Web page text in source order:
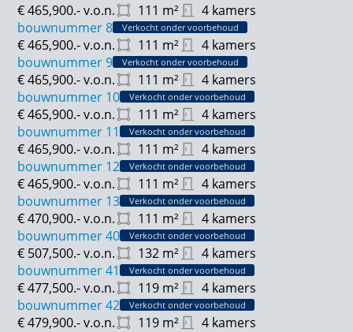
111 m² 4 kamers
€ 465,900.-v.o.n.
bouwnummer 8
Verkocht onder voorbehoud
111 m² 4 kamers
€ 465,900.-v.o.n.
bouwnummer 9
Verkocht onder voorbehoud
111 m² 4 kamers
€ 465,900.-v.o.n.
bouwnummer 10
Verkocht onder voorbehoud
111 m² 4 kamers
€ 465,900.-v.o.n.
bouwnummer 11
Verkocht onder voorbehoud
111 m² 4 kamers
€ 465,900.-v.o.n.
bouwnummer 12
Verkocht onder voorbehoud
111 m² 4 kamers
€ 465,900.-v.o.n.
bouwnummer 13
Verkocht onder voorbehoud
111 m² 4 kamers
€ 470,900.-v.o.n.
bouwnummer 40
Verkocht onder voorbehoud
132 m² 4 kamers
€ 507,500.-v.o.n.
bouwnummer 41
Verkocht onder voorbehoud
119 m² 4 kamers
€ 477,500.-v.o.n.
bouwnummer 42
Verkocht onder voorbehoud
119 m² 4 kamers
€ 479,900.-v.o.n.